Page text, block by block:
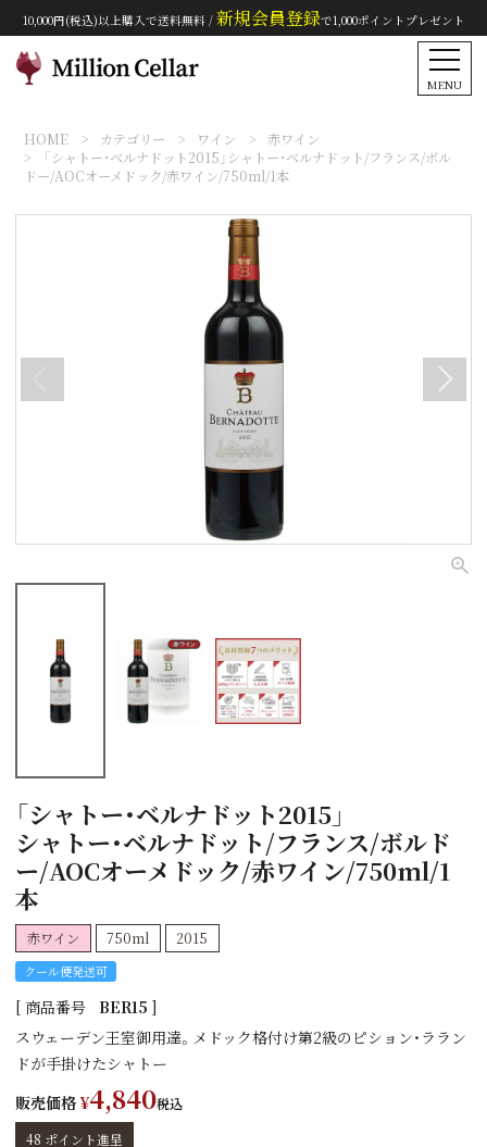
10,000円(税込)以上購入で送料無料 / 新規会員登録で1,000ポイントプレゼント
MENU
HOME カテゴリー ワイン
赤ワイン
「シャトー･ベルナドット2015」シャトー･ベルナドット/フランス/ボル
ドー/AOCオーメドック/赤ワイン/750ml/1本
「シャトー･ベルナドット2015」
シャトー･ベルナドット/フランス/ボルド
ー/AOCオーメドック/赤ワイン/750ml/1
本
赤ワイン 750ml 2015
クール便発送可
商品番号
BER15
スウェーデン王室御用達。メドック格付け第2級のピション・ララン
ドが手掛けたシャトー
販売価格 ¥4,840税込
48 ポイント進呈